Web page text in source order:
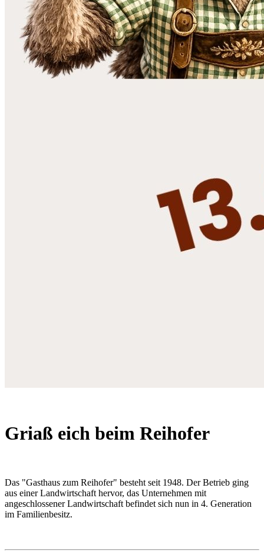
Griaß eich beim Reihofer
Das "Gasthaus zum Reihofer" besteht seit 1948. Der Betrieb ging
aus einer Landwirtschaft hervor, das Unternehmen mit
angeschlossener Landwirtschaft befindet sich nun in 4. Generation
im Familienbesitz.